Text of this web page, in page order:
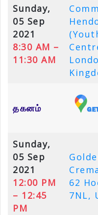
Sunday,
05 Sep
2021
8:30 AM –
11:30 AM
தகனம்
Sunday,
05 Sep
2021
12:00 PM
– 12:45
PM
62
7NL,